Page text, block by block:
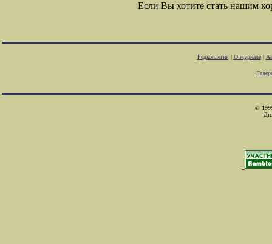
Если Вы хотите стать нашим
Редколлегия| О журнале|
©